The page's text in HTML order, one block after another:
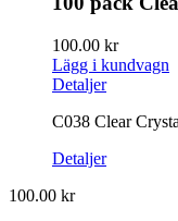
100.00 kr
Lägg i kundvagn
Detaljer
C038 Clear
Detaljer
100.00 kr